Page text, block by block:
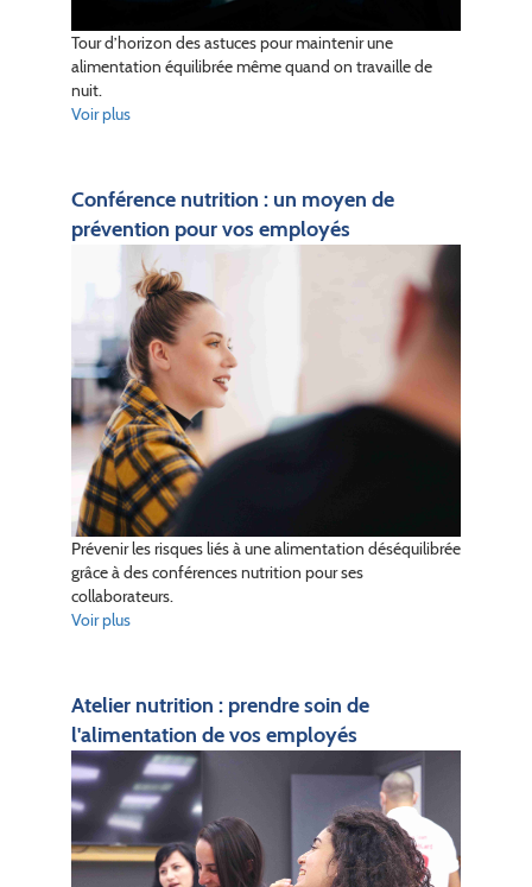
Tour d’horizon des astuces pour maintenir une
alimentation équilibrée même quand on travaille de
nuit.
Voir plus
Conférence nutrition : un moyen de
prévention pour vos employés
Prévenir les risques liés à une alimentation déséquilibrée
grâce à des conférences nutrition pour ses
collaborateurs.
Voir plus
Atelier nutrition : prendre soin de
l'alimentation de vos employés